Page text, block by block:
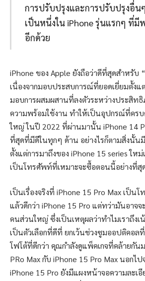
การปรับปรุงและการปรับปรุงอื่น
เป็นหนึ่งใน iPhone รุ่นแรกๆ ที่มี
อีกด้วย
iPhone ของ Apple ยังถือว่าดีที่สุดสำหรับ
เนื่องจากมอบประสบการณ์ที่ยอดเยี่ยมตั้งแ
มอบการผสมผสานที่ลงตัวระหว่างประสิท
ความพร้อมใช้งาน ทำให้เป็นอุปกรณ์ที่คร
ใหญ่ ในปี 2022 ที่ผ่านมานั้น iPhone 14
ที่สุดที่มีดีในทุกๆ ด้าน อย่างไรก็ตามสิ่งนั้น
ตั้งแต่การมาถึงของ iPhone 15 series ให
เป็นโทรศัพท์ที่เหมาะจะซื้อตอนนี้อย่างที่สุ
เป็นเรื่องจริงที่ iPhone 15 Pro Max เป็น
แล้วดีกว่า iPhone 15 Pro แต่ทว่ามันอาจ
คนส่วนใหญ่ ซึ่งเป็นเหตุผลว่าทำไมเราถึงเ
เป็นตัวเลือกที่ดีที่ ยกเว้นช่วงซูมออปติคอลที่
โฟโต้ที่ดีกว่า คุณกำลังดูแพ็คเกจที่คล้ายกัน
PRo Max กับ iPhone 15 Pro Max นอกไ
iPhone 15 Pro ยังมีแผงหน้าจอความละเอี